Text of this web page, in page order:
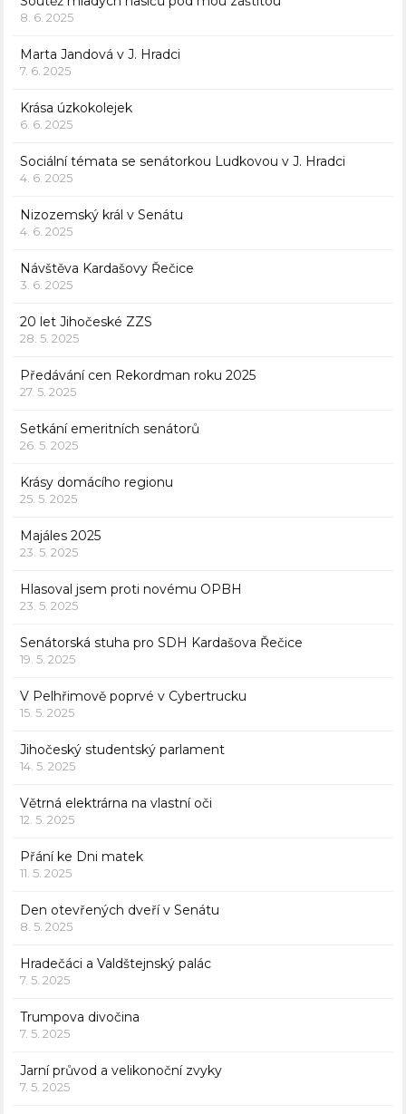
8. 6. 2025
Marta Jandová v J. Hradci
7. 6. 2025
Krása úzkokolejek
6. 6. 2025
Sociální témata se senátorkou Ludkovou v J. Hradci
4. 6. 2025
Nizozemský král v Senátu
4. 6. 2025
Návštěva Kardašovy Řečice
3. 6. 2025
20 let Jihočeské ZZS
28. 5. 2025
Předávání cen Rekordman roku 2025
27. 5. 2025
Setkání emeritních senátorů
26. 5. 2025
Krásy domácího regionu
25. 5. 2025
Majáles 2025
23. 5. 2025
Hlasoval jsem proti novému OPBH
23. 5. 2025
Senátorská stuha pro SDH Kardašova Řečice
19. 5. 2025
V Pelhřimově poprvé v Cybertrucku
15. 5. 2025
Jihočeský studentský parlament
14. 5. 2025
Větrná elektrárna na vlastní oči
12. 5. 2025
Přání ke Dni matek
11. 5. 2025
Den otevřených dveří v Senátu
8. 5. 2025
Hradečáci a Valdštejnský palác
7. 5. 2025
Trumpova divočina
7. 5. 2025
Jarní průvod a velikonoční zvyky
7. 5. 2025